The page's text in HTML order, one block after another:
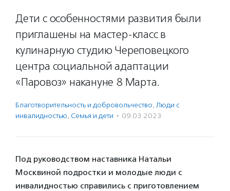
Дети с особенностями развития были
приглашены на мастер-класс в
кулинарную студию Череповецкого
центра социальной адаптации
«Паровоз» накануне 8 Марта.
Благотвори­тель­ность и доброволь­чест­во, Люди с
инвалидностью, Семья и дети · 09.03.2023
Под руководством наставника Натальи
Москвиной подростки и молодые люди с
инвалидностью справились с приготовлением